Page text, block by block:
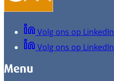
Volg ons op LinkedIn
Volg ons op LinkedIn
Menu